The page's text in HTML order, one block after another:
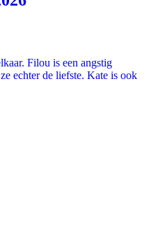
Filou is een angstig
echter de liefste. Kate is ook